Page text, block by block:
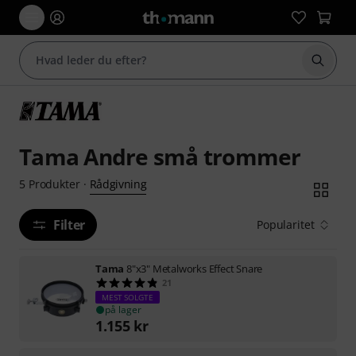
Start
Tama Andre små trommer
5 Produkter· Rådgivning
Filter Popularitet
Tama 8"x3" Metalworks Effect Snare
21
MEST SOLGTE
på lager
1.155 kr